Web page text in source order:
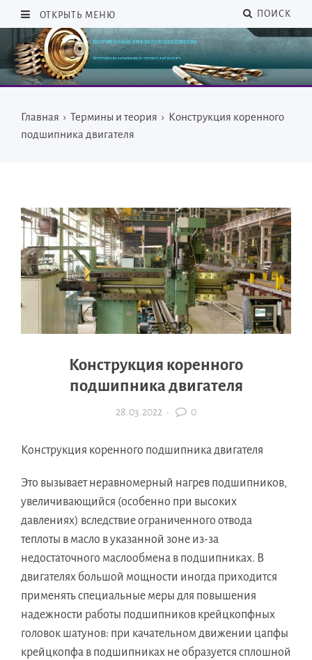
ОТКРЫТЬ МЕНЮ ПОИСК
Главная › Термины и теория › Конструкция коренного
подшипника двигателя
Конструкция коренного
подшипника двигателя
28.03.2022 · 0
Конструкция коренного подшипника двигателя
Это вызывает неравномерный нагрев подшипников,
увеличивающийся (особенно при высоких
давлениях) вследствие ограниченного отвода
теплоты в масло в указанной зоне из-за
недостаточного маслообмена в подшипниках. В
двигателях большой мощности иногда приходится
применять специальные меры для повышения
надежности работы подшипников крейцкопфных
головок шатунов: при качательном движении цапфы
крейцкопфа в подшипниках не образуется сплошной